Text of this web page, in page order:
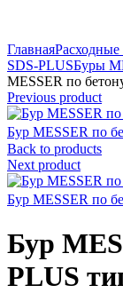
Главная
SDS-PLUSБуры
MESSER по
Previous product
Бур MESSER по
Back to products
Next product
Бур MESSER по
Бур
PLUS